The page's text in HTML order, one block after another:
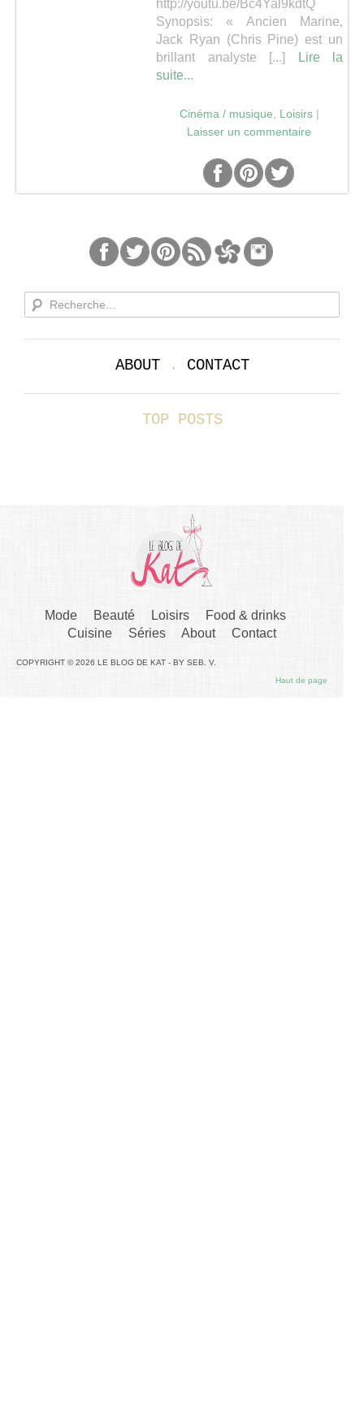
http://youtu.be/Bc4Yal9kdtQ
Synopsis: « Ancien Marine,
Jack Ryan (Chris Pine) est un
brillant analyste [...]
Lire la
suite...
Cinéma / musique Loisirs|
Laisser un commentaire
ABOUT. CONTACT
TOP POSTS
Mode Beauté Loisirs
Food & drinks
Cuisine
Séries About Contact
COPYRIGHT © 2026 LE BLOG DE KAT - BY SEB. V.
Haut de page